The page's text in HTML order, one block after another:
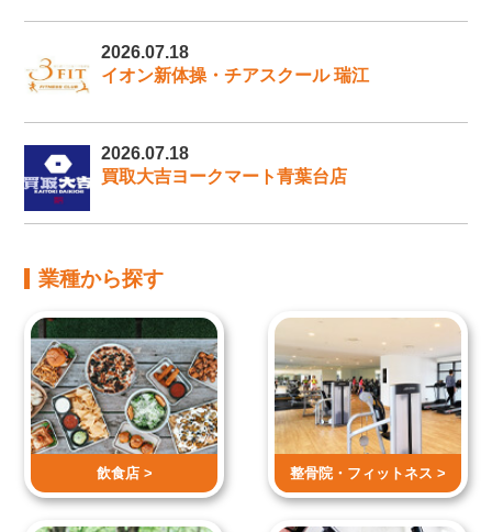
2026.07.18
イオン新体操・チアスクール 瑞江
2026.07.18
買取大吉ヨークマート青葉台店
業種から探す
飲食店 > 整骨院・ フィットネス >